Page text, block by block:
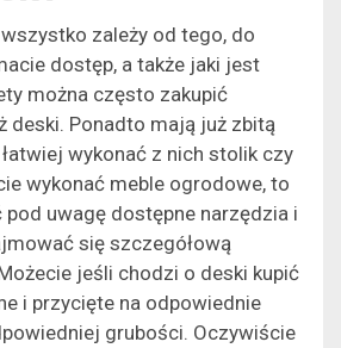
zależy od tego, do
dostęp, a także jaki jest
można często zakupić
deski. Ponadto mają już zbitą
wykonać z nich stolik czy
wykonać meble ogrodowe, to
uwagę dostępne narzędzia i
się szczegółową
jeśli chodzi o deski kupić
i przycięte na odpowiednie
grubości. Oczywiście